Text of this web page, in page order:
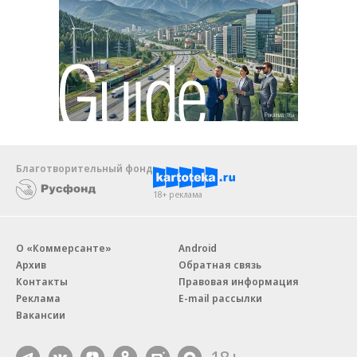
Благотворительный фонд
18+ реклама
О «Коммерсанте»
Архив
Контакты
Реклама
Вакансии
Android
Обратная связь
Правовая информация
E-mail рассылки